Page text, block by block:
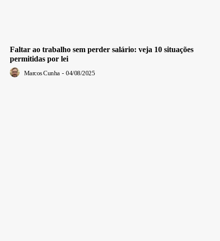
Faltar ao trabalho sem perder salário: veja 10 situações
permitidas por lei
Marcos Cunha - 04/08/2025